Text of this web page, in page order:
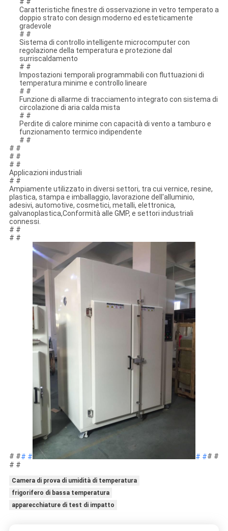
# #
Caratteristiche finestre di osservazione in vetro temperato a
doppio strato con design moderno ed esteticamente
gradevole
# #
Sistema di controllo intelligente microcomputer con
regolazione della temperatura e protezione dal
surriscaldamento
# #
Impostazioni temporali programmabili con fluttuazioni di
temperatura minime e controllo lineare
# #
Funzione di allarme di tracciamento integrato con sistema di
circolazione di aria calda mista
# #
Perdite di calore minime con capacità di vento a tamburo e
funzionamento termico indipendente
# #
# #
# #
# #
Applicazioni industriali
# #
Ampiamente utilizzato in diversi settori, tra cui vernice, resine,
plastica, stampa e imballaggio, lavorazione dell'alluminio,
adesivi, automotive, cosmetici, metalli, elettronica,
galvanoplastica,Conformità alle GMP, e settori industriali
connessi.
# #
# #
# ## # # ## #
# #
Camera di prova di umidità di temperatura
frigorifero di bassa temperatura
apparecchiature di test di impatto